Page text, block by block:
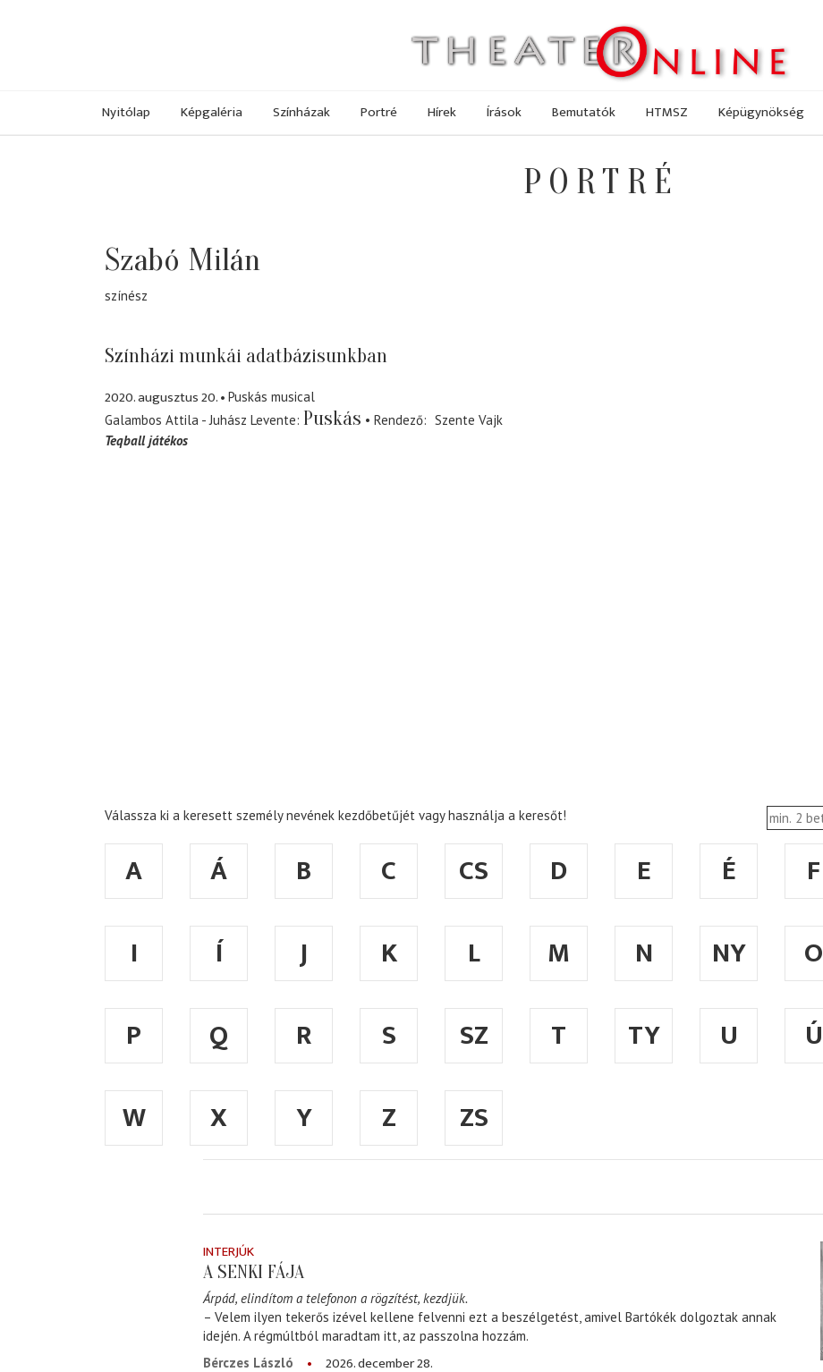
Nyitólap Képgaléria Színházak Portré Hírek Írások Bemutatók HTMSZ Képügynökség
PORTRÉ
Szabó Milán
színész
Színházi munkái adatbázisunkban
2020. augusztus 20.
Puskás musical
Galambos Attila - Juhász Levente Puskás Rendező
Szente Vajk
Teqball játékos
Válassza ki a keresett személy nevének kezdőbetűjét vagy használja a keresőt!
A Á B C CS D E É F
I
Í J K L M N NY O
P
Q R S SZ T TY U Ú
W
X Y Z ZS
INTERJÚK
A SENKI FÁJA
Árpád, elindítom a telefonon a rögzítést, kezdjük.
– Velem ilyen tekerős izével kellene felvenni ezt a beszélgetést, amivel Bartókék dolgoztak annak
idején. A régmúltból maradtam itt, az passzolna hozzám.
Bérczes László
2026. december 28.